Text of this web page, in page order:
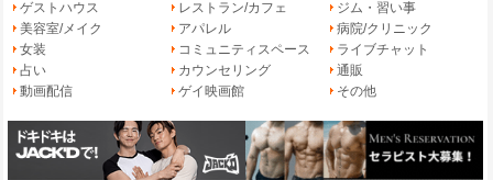
ゲストハウス
レストラン/カフェ
ジム・習い事
美容室/メイク
アパレル
病院/クリニック
女装
コミュニティスペース
ライブチャット
占い
カウンセリング
通販
動画配信
ゲイ映画館 その他